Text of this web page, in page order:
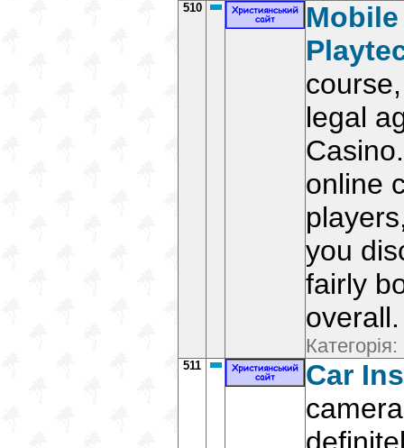
510
legal
online
you
fairly
overall.
Категорія:
511
Car